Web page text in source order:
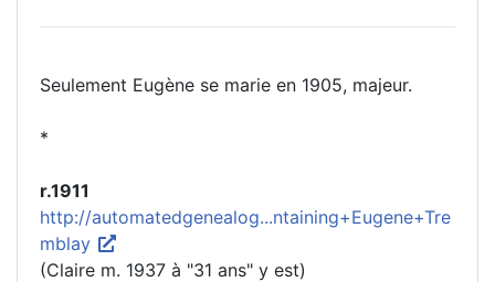
Seulement Eugène se marie en 1905, majeur.
*
r.1911
http://automatedgenealog...ntaining+Eugene+Tre
mblay
(Claire m. 1937 à "31 ans" y est)